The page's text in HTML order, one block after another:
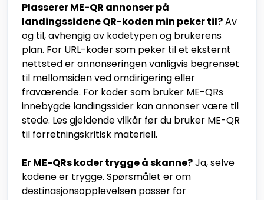
Plasserer ME-QR annonser på
landingssidene QR-koden min peker til?Av
og til, avhengig av kodetypen og brukerens
plan. For URL-koder som peker til et eksternt
nettsted er annonseringen vanligvis begrenset
til mellomsiden ved omdirigering eller
fraværende. For koder som bruker ME-QRs
innebygde landingssider kan annonser være til
stede. Les gjeldende vilkår før du bruker ME-QR
til forretningskritisk materiell.
Er ME-QRs koder trygge å skanne?Ja, selve
kodene er trygge. Spørsmålet er om
destinasjonsopplevelsen passer for